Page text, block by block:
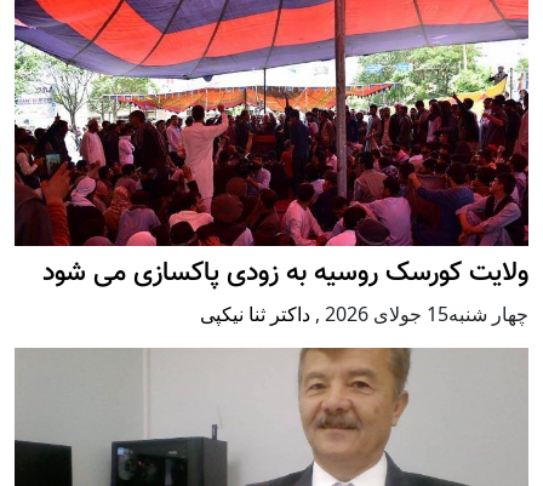
ولایت کورسک روسیه به زودی پاکسازی می شود
چهار شنبه15 جولای 2026 , داکتر ثنا نیکپی